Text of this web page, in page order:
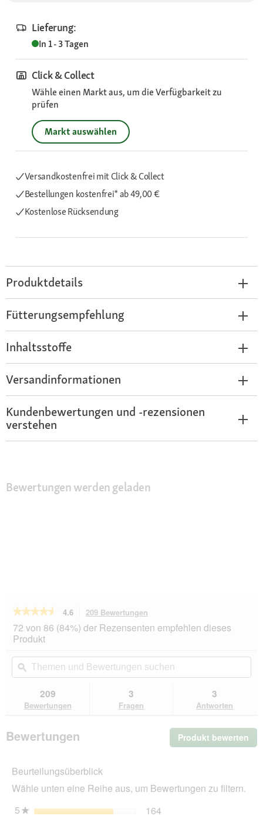
Lieferung:
In 1 - 3 Tagen
Click & Collect
Wähle einen Markt aus, um die Verfügbarkeit zu
prüfen
Markt auswählen
Versandkostenfrei mit Click & Collect
Bestellungen kostenfrei*ab 49,00 €
Kostenlose Rücksendung
Produktdetails
Fütterungsempfehlung
Inhaltsstoffe
Versandinformationen
Kundenbewertungen und -rezensionen
verstehen
Bewertungen werden geladen
★★★★★
★★★★★
von
5
lesen
für
Häppchen
in
Rinderhack
4.6 209 Bewertungen
dieser
Aktion
du
zu
den
72 von 86 (84%) der Rezensenten empfehlen dieses
Produkt
Themen
und
Bewertungen
ϙ
209
Bewertungen
3
Fragen
3
Antworten
Bewertungen Produkt bewerten
Mit
Beurteilungsüberblick
Wähle unten eine Reihe aus, um Bewertungen zu filtern.
5★ Sterne 164